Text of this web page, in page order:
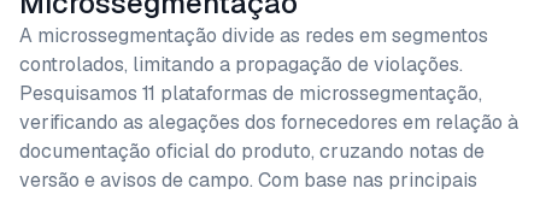
A microssegmentação divide as redes em segmentos
controlados, limitando a propagação de violações.
Pesquisamos 11 plataformas de microssegmentação,
verificando as alegações dos fornecedores em relação à
documentação oficial do produto, cruzando notas de
versão e avisos de campo. Com base nas principais